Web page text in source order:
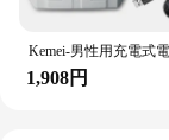
1,908円